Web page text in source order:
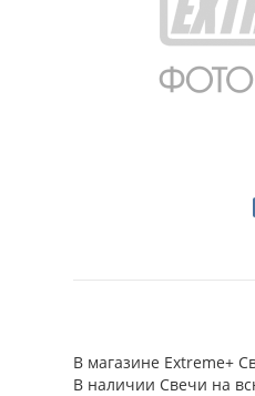
В магазине Extreme+
В наличии Свечи на